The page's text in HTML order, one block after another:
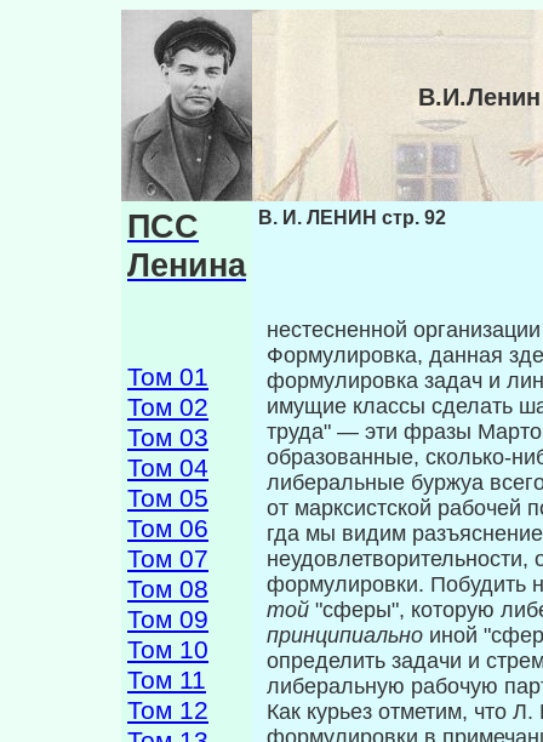
ПСС
Ленина
Том 01
Том 02
Том 03
Том 04
Том 05
Том 06
Том 07
Том 08
Том 09
Том 10
Том 11
Том 12
В. И. ЛЕНИН стр. 92
нестесненной
Формулировка, данная
формулировка задач и
имущие классы сделать
труда" — эти фразы
образованные, сколько-
либеральные буржуа
от марксистской рабочей
гда мы видим
формулировки. Побудить
той "сферы", которую
принципиально иной
определить задачи и
либеральную рабочую
Как курьез отметим, что